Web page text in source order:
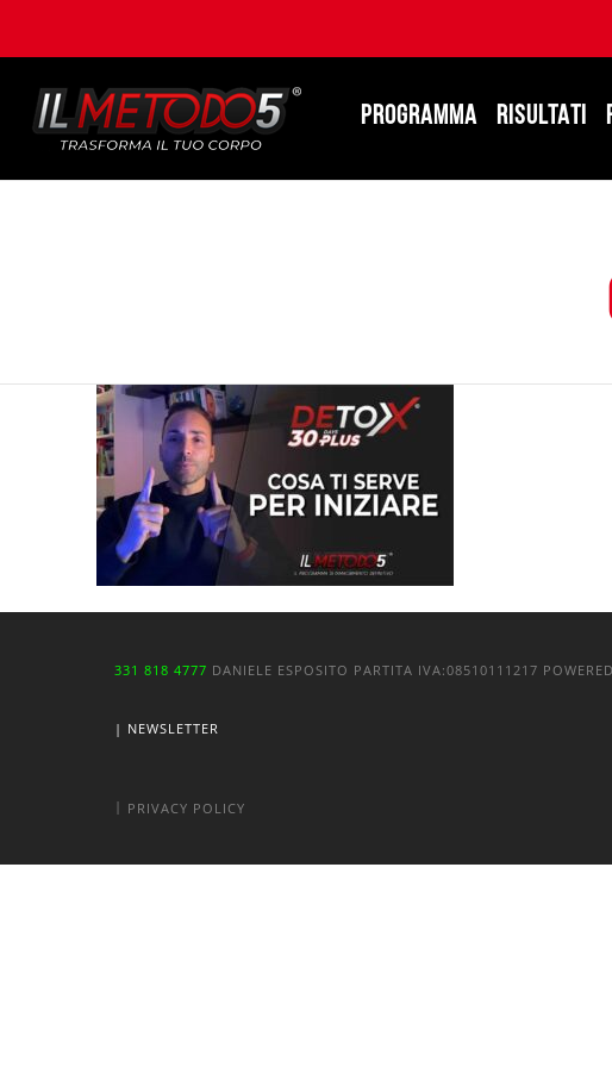
PROGRAMMA RISULTATI
331 818 4777 DANIELE ESPOSITO PARTITA IVA:08510111217
| NEWSLETTER
| PRIVACY POLICY